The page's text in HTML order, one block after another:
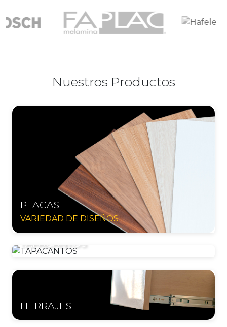
Nuestros Productos
PLACAS
VARIEDAD DE DISEÑOS
TAPACANTOS
HERRAJES